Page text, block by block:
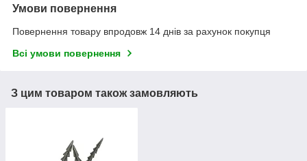
Умови повернення
Повернення товару впродовж 14 днів за рахунок покупця
Всі умови повернення
З цим товаром також замовляють